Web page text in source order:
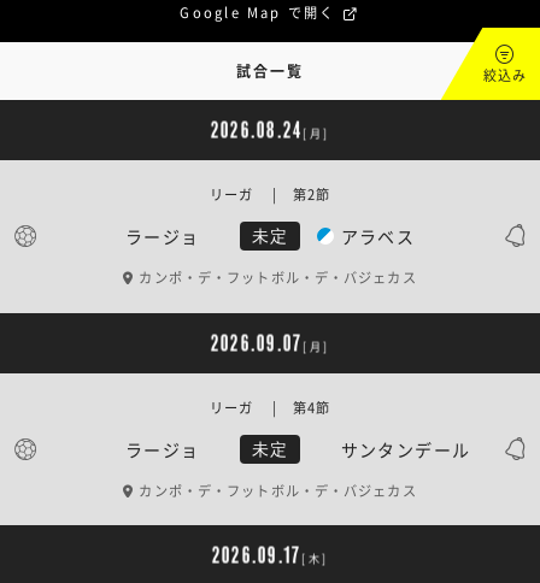
Google Map で開く
試合一覧 絞込み
2026.08.24 [月]
ラージョ 未定 アラベス
リーガ | 第2節
カンポ・デ・フットボル・デ・バジェカス
2026.09.07 [月]
ラージョ 未定 サンタンデール
リーガ | 第4節
カンポ・デ・フットボル・デ・バジェカス
2026.09.17 [木]